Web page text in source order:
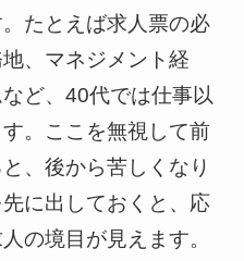
たとえば求人票の必
、マネジメント経
ど、40代では仕事以
。ここを無視して前
、後から苦しくなり
に出しておくと、応
の境目が見えます。